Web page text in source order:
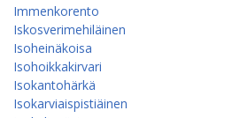
Immenkorento
Iskosverimehiläinen
Isoheinäkoisa
Isohoikkakirvari
Isokantohärkä
Isokarviaispistiäinen